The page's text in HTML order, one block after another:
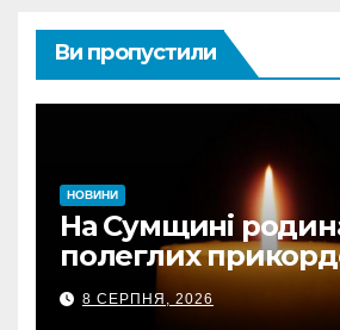
Ви пропустили
НОВИНИ
На Сумщині
полеглих
передали
нагороди та
8 СЕРПНЯ, 2026